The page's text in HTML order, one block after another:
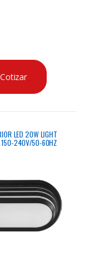
Cotizar
LED 20W LIGHT
150-240V/50-60HZ